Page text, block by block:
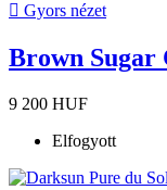
 Gyors nézet
Brown Sugar
9 200 HUF
Elfogyott